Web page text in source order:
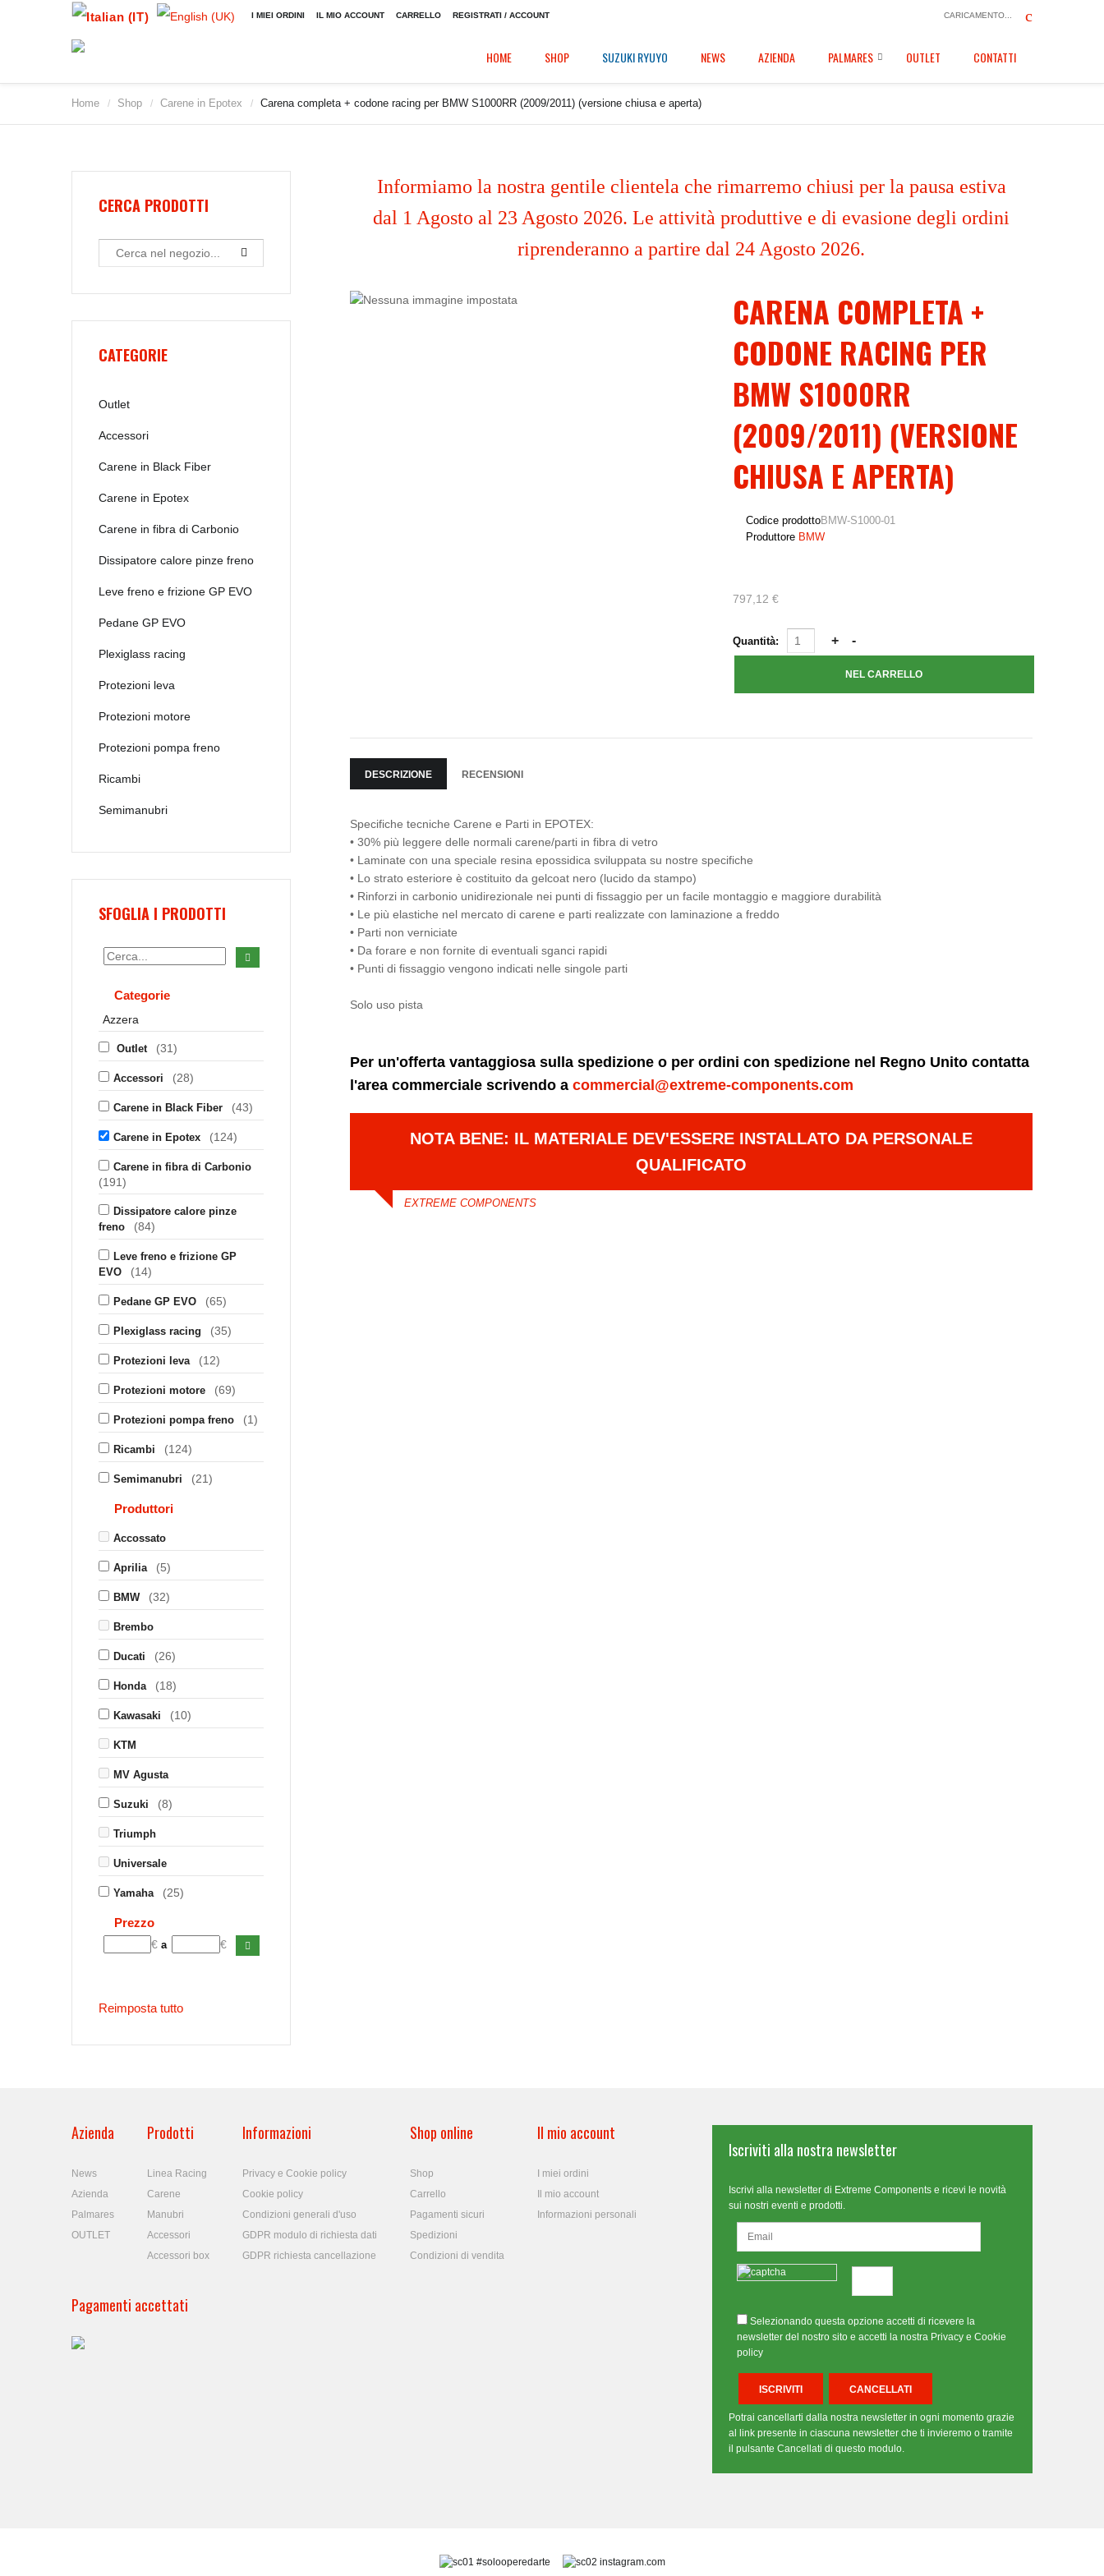
I MIEI ORDINI IL MIO ACCOUNT CARRELLO REGISTRATI / ACCOUNT CARICAMENTO...
HOME SHOP SUZUKI RYUYO NEWS AZIENDA PALMARES OUTLET CONTATTI
Home / Shop / Carene in Epotex / Carena completa + codone racing per BMW S1000RR (2009/2011) (versione chiusa e aperta)
Informiamo la nostra gentile clientela che rimarremo chiusi per la pausa estiva
dal 1 Agosto al 23 Agosto 2026. Le attività produttive e di evasione degli ordini
riprenderanno a partire dal 24 Agosto 2026.
CARENA COMPLETA +
CODONE RACING PER
BMW S1000RR
(2009/2011) (VERSIONE
CHIUSA E APERTA)
Codice prodottoBMW-S1000-01
Produttore BMW
797,12 €
Quantità:
DESCRIZIONE RECENSIONI
Specifiche tecniche Carene e Parti in EPOTEX:
• 30% più leggere delle normali carene/parti in fibra di vetro
• Laminate con una speciale resina epossidica sviluppata su nostre specifiche
• Lo strato esteriore è costituito da gelcoat nero (lucido da stampo)
• Rinforzi in carbonio unidirezionale nei punti di fissaggio per un facile montaggio e maggiore durabilità
• Le più elastiche nel mercato di carene e parti realizzate con laminazione a freddo
• Parti non verniciate
• Da forare e non fornite di eventuali sganci rapidi
• Punti di fissaggio vengono indicati nelle singole parti
Solo uso pista
Per un'offerta vantaggiosa sulla spedizione o per ordini con spedizione nel Regno Unito contatta
l'area commerciale scrivendo acommercial@extreme-components.com
NOTA BENE: IL MATERIALE DEV'ESSERE INSTALLATO DA PERSONALE
QUALIFICATO
EXTREME COMPONENTS
CERCA PRODOTTI
CATEGORIE
Outlet
Accessori
Carene in Black Fiber
Carene in Epotex
Carene in fibra di Carbonio
Dissipatore calore pinze freno
Leve freno e frizione GP EVO
Pedane GP EVO
Plexiglass racing
Protezioni leva
Protezioni motore
Protezioni pompa freno
Ricambi
Semimanubri
SFOGLIA I PRODOTTI
Categorie
Azzera
Outlet (31)
Accessori (28)
Carene in Black Fiber (43)
Carene in Epotex (124)
Carene in fibra di Carbonio
(191)
Dissipatore calore pinze
freno
(84)
Leve freno e frizione GP
EVO
(14)
Pedane GP EVO (65)
Plexiglass racing (35)
Protezioni leva (12)
Protezioni motore (69)
Protezioni pompa freno (1)
Ricambi (124)
Semimanubri (21)
Produttori
Accossato
Aprilia (5)
BMW (32)
Brembo
Ducati (26)
Honda (18)
Kawasaki (10)
KTM
MV Agusta
Suzuki (8)
Triumph
Universale
Yamaha (25)
Prezzo
€a €
Reimposta tutto
Azienda
News
Azienda
Palmares
OUTLET
Prodotti
Linea Racing
Carene
Manubri
Accessori
Accessori box
Informazioni
Privacy e Cookie policy
Cookie policy
Condizioni generali d'uso
GDPR modulo di richiesta dati
GDPR richiesta cancellazione
Shop online
Shop
Carrello
Pagamenti sicuri
Spedizioni
Condizioni di vendita
Il mio account
I miei ordini
Il mio account
Informazioni personali
Pagamenti accettati
Iscriviti alla nostra newsletter
Iscrivi alla newsletter di Extreme Components e ricevi le novità
sui nostri eventi e prodotti.
Selezionando questa opzione accetti di ricevere la
newsletter del nostro sito e accetti la nostra Privacy e Cookie
policy
Potrai cancellarti dalla nostra newsletter in ogni momento grazie
al link presente in ciascuna newsletter che ti invieremo o tramite
il pulsante Cancellati di questo modulo.
#solooperedarte instagram.com